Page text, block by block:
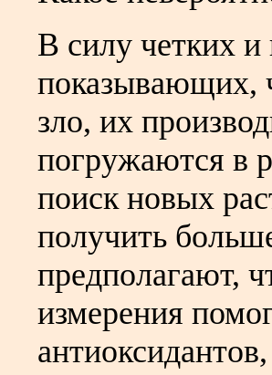
В силу четких и
показывающих,
зло, их
погружаются в
поиск новых
получить
предполагают,
измерения